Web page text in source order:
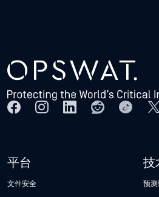
平台
文件安全
技
预